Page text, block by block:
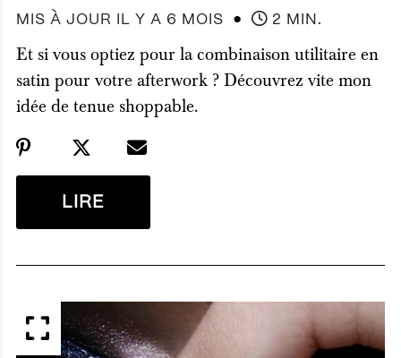
MIS À JOUR IL Y A 6 MOIS ● 2 MIN.
Et si vous optiez pour la combinaison utilitaire en
satin pour votre afterwork ? Découvrez vite mon
idée de tenue shoppable.
LIRE
APERÇU